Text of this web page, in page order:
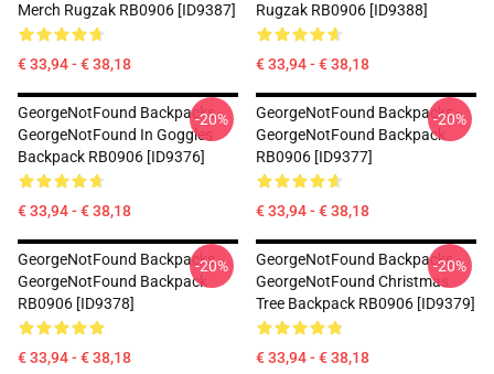
Merch Rugzak RB0906 [ID9387]
€ 33,94 - € 38,18
Rugzak RB0906 [ID9388]
€ 33,94 - € 38,18
GeorgeNotFound Backpacks -
GeorgeNotFound In Goggles
Backpack RB0906 [ID9376]
€ 33,94 - € 38,18
-20%
GeorgeNotFound Backpacks -
GeorgeNotFound Backpack
RB0906 [ID9377]
€ 33,94 - € 38,18
-20%
GeorgeNotFound Backpacks -
GeorgeNotFound Backpack
RB0906 [ID9378]
€ 33,94 - € 38,18
-20%
GeorgeNotFound Backpacks -
GeorgeNotFound Christmas
Tree Backpack RB0906 [ID9379]
€ 33,94 - € 38,18
-20%